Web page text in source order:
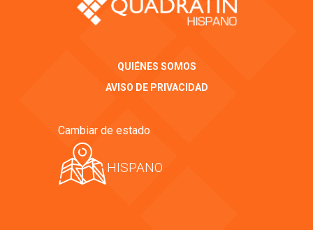
QUIÉNES SOMOS
AVISO DE PRIVACIDAD
Cambiar de estado
HISPANO